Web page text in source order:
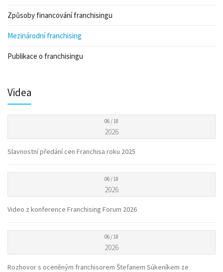
Způsoby financování franchisingu
Mezinárodní franchising
Publikace o franchisingu
Videa
06 / 18
2026
Slavnostní předání cen Franchisa roku 2025
06 / 18
2026
Video z konference Franchising Forum 2026
06 / 18
2026
Rozhovor s oceněným franchisorem Štefanem Súkeníkem ze